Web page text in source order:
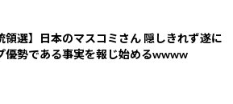
領選】日本のマスコミさん 隠しきれず遂に
優勢である事実を報じ始めるwwww